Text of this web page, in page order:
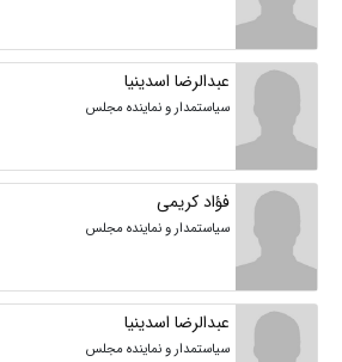
عبدالرضا اسدینیا
سیاستمدار و نماینده مجلس
فؤاد کریمی
سیاستمدار و نماینده مجلس
عبدالرضا اسدینیا
سیاستمدار و نماینده مجلس